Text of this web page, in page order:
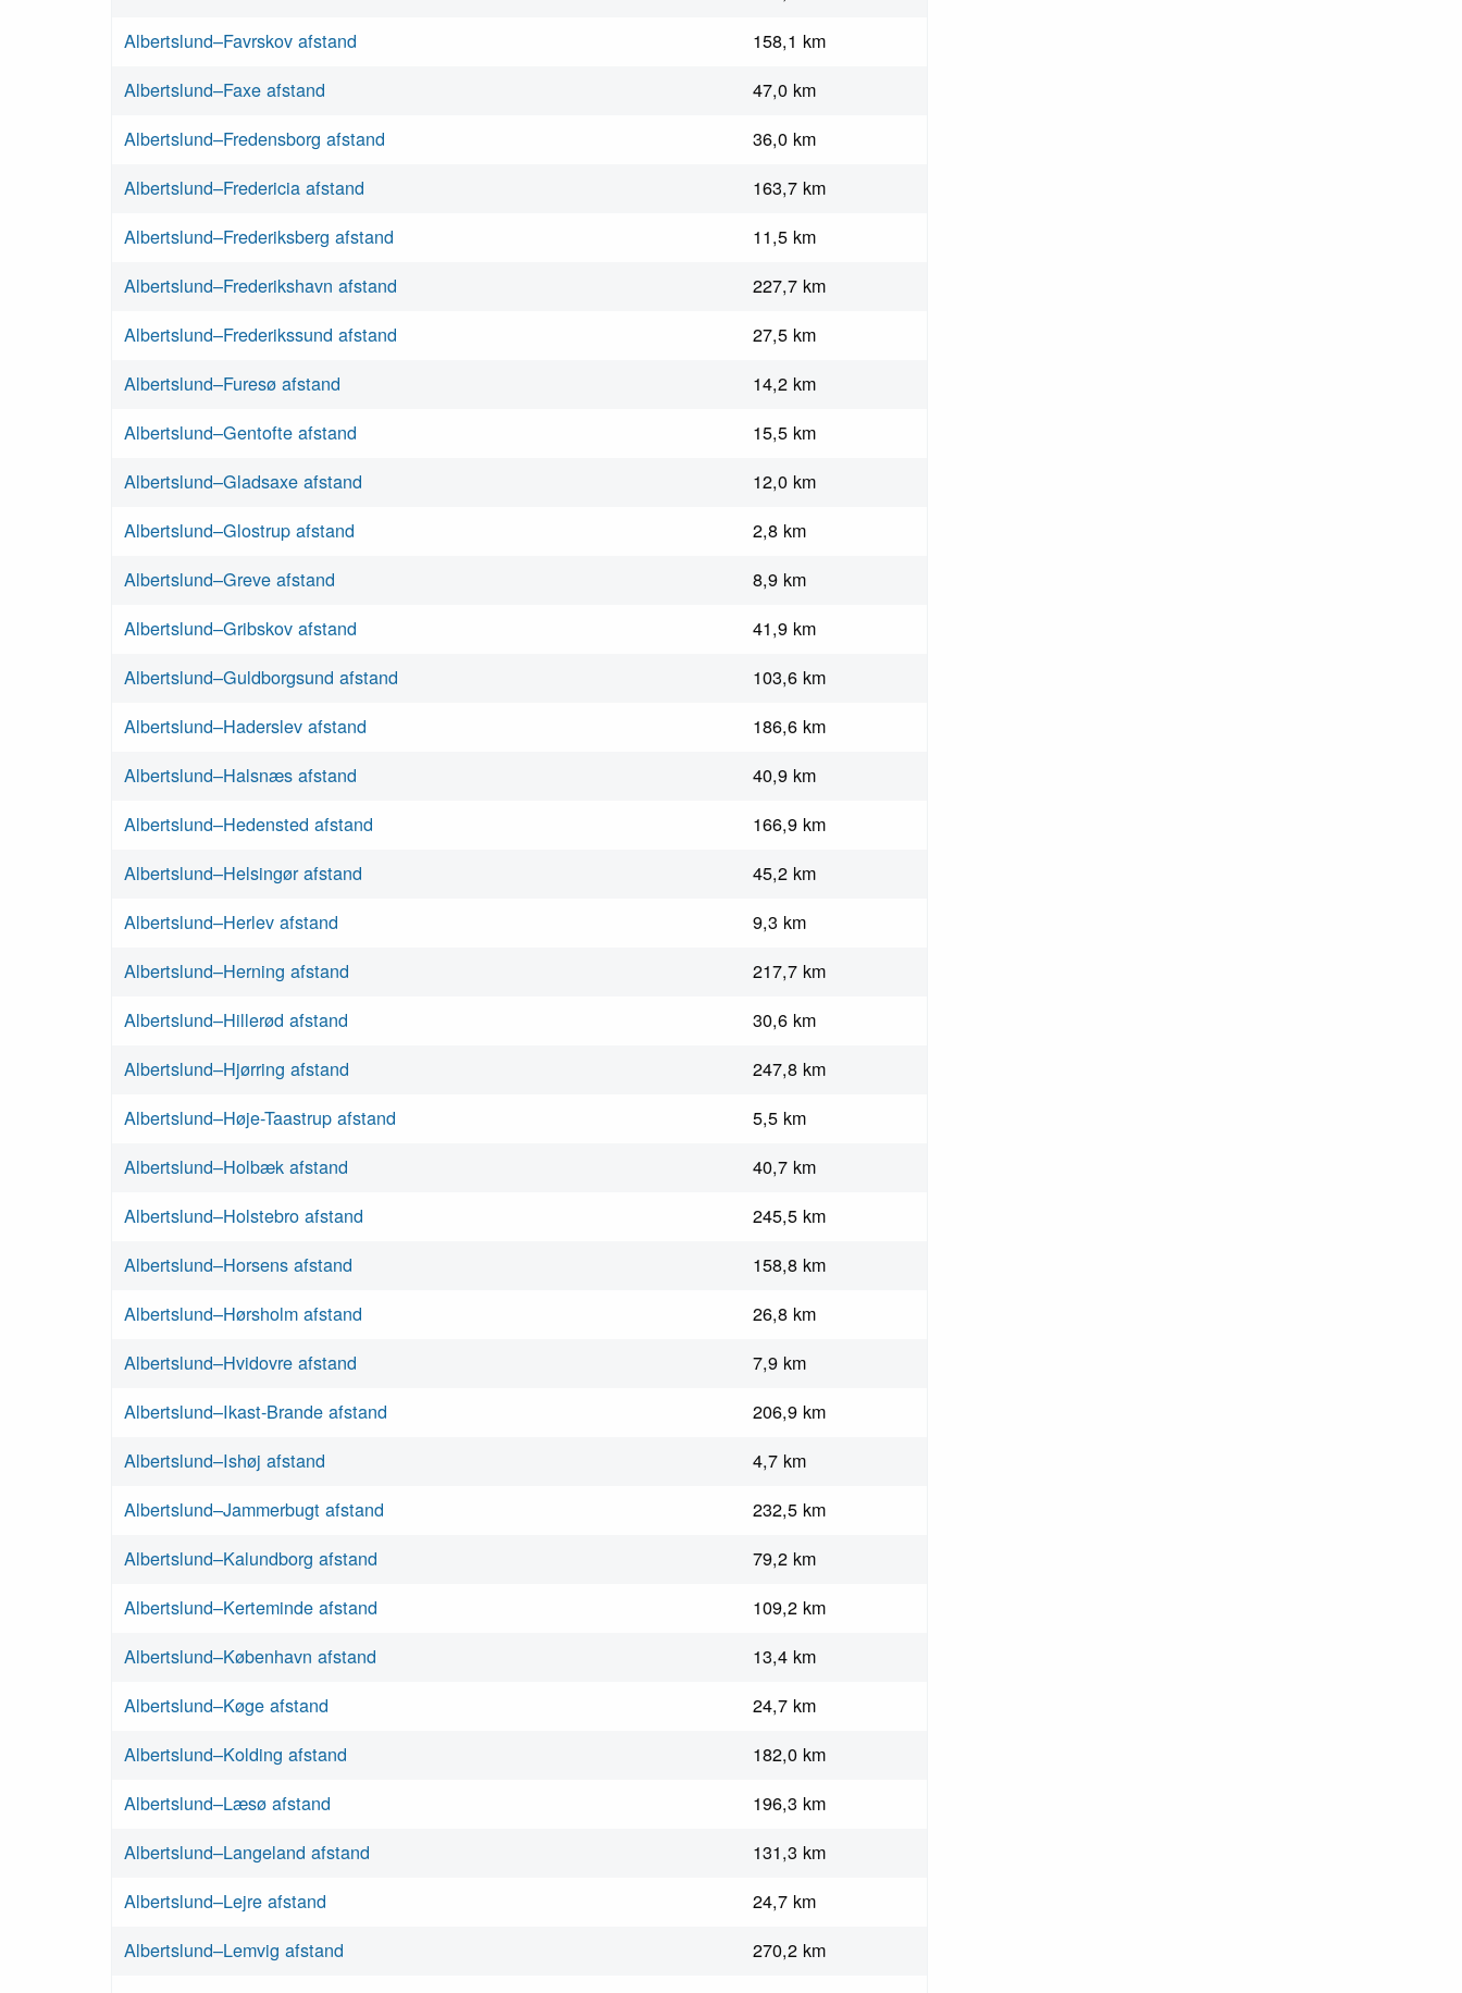
Albertslund–Favrskov afstand
158,1 km
Albertslund–Faxe afstand
47,0 km
Albertslund–Fredensborg afstand
36,0 km
Albertslund–Fredericia afstand
163,7 km
Albertslund–Frederiksberg afstand
11,5 km
Albertslund–Frederikshavn afstand
227,7 km
Albertslund–Frederikssund afstand
27,5 km
Albertslund–Furesø afstand
14,2 km
Albertslund–Gentofte afstand
15,5 km
Albertslund–Gladsaxe afstand
12,0 km
Albertslund–Glostrup afstand
2,8 km
Albertslund–Greve afstand
8,9 km
Albertslund–Gribskov afstand
41,9 km
Albertslund–Guldborgsund afstand
103,6 km
Albertslund–Haderslev afstand
186,6 km
Albertslund–Halsnæs afstand
40,9 km
Albertslund–Hedensted afstand
166,9 km
Albertslund–Helsingør afstand
45,2 km
Albertslund–Herlev afstand
9,3 km
Albertslund–Herning afstand
217,7 km
Albertslund–Hillerød afstand
30,6 km
Albertslund–Hjørring afstand
247,8 km
Albertslund–Høje-Taastrup afstand
5,5 km
Albertslund–Holbæk afstand
40,7 km
Albertslund–Holstebro afstand
245,5 km
Albertslund–Horsens afstand
158,8 km
Albertslund–Hørsholm afstand
26,8 km
Albertslund–Hvidovre afstand
7,9 km
Albertslund–Ikast-Brande afstand
206,9 km
Albertslund–Ishøj afstand
4,7 km
Albertslund–Jammerbugt afstand
232,5 km
Albertslund–Kalundborg afstand
79,2 km
Albertslund–Kerteminde afstand
109,2 km
Albertslund–København afstand
13,4 km
Albertslund–Køge afstand
24,7 km
Albertslund–Kolding afstand
182,0 km
Albertslund–Læsø afstand
196,3 km
Albertslund–Langeland afstand
131,3 km
Albertslund–Lejre afstand
24,7 km
Albertslund–Lemvig afstand
270,2 km